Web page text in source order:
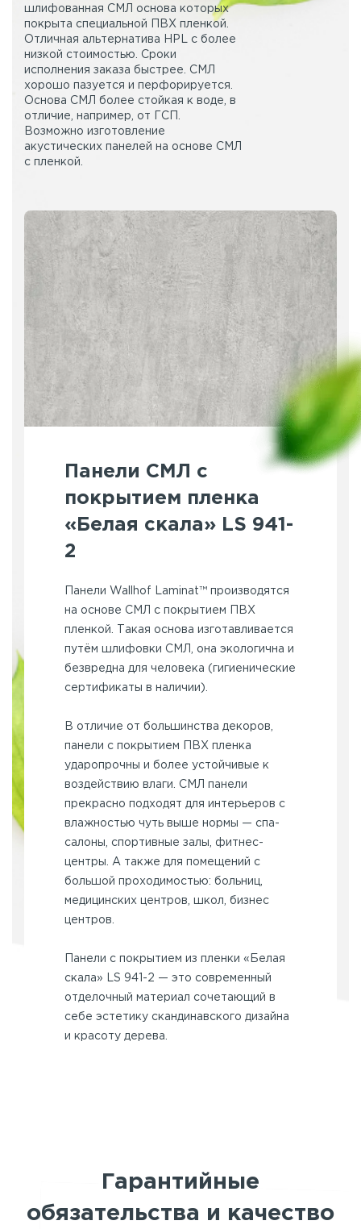
шлифованная СМЛ основа которых
покрыта специальной ПВХ пленкой.
Отличная альтернатива HPL с более
низкой стоимостью. Сроки
исполнения заказа быстрее. СМЛ
хорошо пазуется и перфорируется.
Основа СМЛ более стойкая к воде, в
отличие, например, от ГСП.
Возможно изготовление
акустических панелей на основе СМЛ
с пленкой.
Панели СМЛ с
покрытием пленка
«Белая скала» LS 941-
2
Панели Wallhof Laminat™ производятся
на основе СМЛ с покрытием ПВХ
пленкой. Такая основа изготавливается
путём шлифовки СМЛ, она экологична и
безвредна для человека (гигиенические
сертификаты в наличии).
В отличие от большинства декоров,
панели с покрытием ПВХ пленка
ударопрочны и более устойчивые к
воздействию влаги. СМЛ панели
прекрасно подходят для интерьеров с
влажностью чуть выше нормы — спа-
салоны, спортивные залы, фитнес-
центры. А также для помещений с
большой проходимостью: больниц,
медицинских центров, школ, бизнес
центров.
Панели с покрытием из пленки «Белая
скала» LS 941-2 — это современный
отделочный материал сочетающий в
себе эстетику скандинавского дизайна
и красоту дерева.
Гарантийные
обязательства и качество